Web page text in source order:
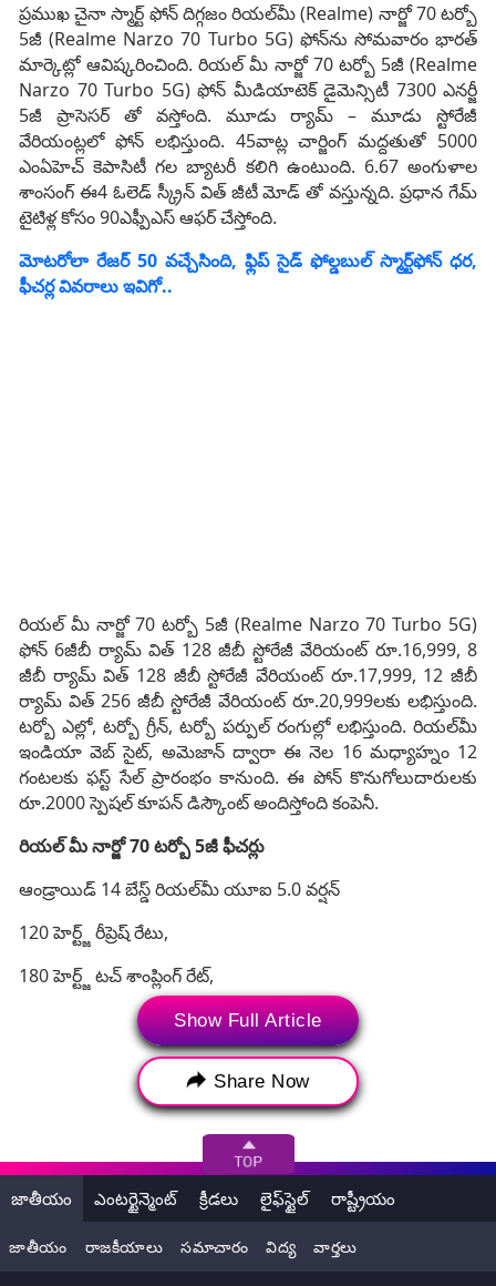
ప్రముఖ చైనా స్మార్ట్ ఫోన్ దిగ్గజం రియల్‌మీ (Realme) నార్జో 70 టర్బో
5జీ (Realme Narzo 70 Turbo 5G) ఫోన్‌ను సోమవారం భారత్
మార్కెట్లో ఆవిష్కరించింది. రియల్ మీ నార్జో 70 టర్బో 5జీ (Realme
Narzo 70 Turbo 5G) ఫోన్‌ మీడియాటెక్ డైమెన్సిటీ 7300 ఎనర్జీ
5జీ ప్రాసెసర్ తో వస్తోంది. మూడు ర్యామ్ – మూడు స్టోరేజీ
వేరియంట్లలో ఫోన్ లభిస్తుంది. 45వాట్ల చార్జింగ్ మద్దతుతో 5000
ఎంఏహెచ్ కెపాసిటీ గల బ్యాటరీ కలిగి ఉంటుంది. 6.67 అంగుళాల
శాంసంగ్ ఈ4 ఓలెడ్ స్క్రీన్ విత్ జీటీ మోడ్ తో వస్తున్నది. ప్రధాన గేమ్
టైటిళ్ల కోసం 90ఎఫ్పీఎస్ ఆఫర్ చేస్తోంది.
మోటరోలా రేజర్ 50 వచ్చేసింది, ఫ్లిప్ సైడ్ ఫోల్డబుల్ స్మార్ట్‌ఫోన్ ధర,
ఫీచర్ల వివరాలు ఇవిగో..
రియల్ మీ నార్జో 70 టర్బో 5జీ (Realme Narzo 70 Turbo 5G)
ఫోన్‌ 6జీబీ ర్యామ్ విత్ 128 జీబీ స్టోరేజీ వేరియంట్ రూ.16,999, 8
జీబీ ర్యామ్ విత్ 128 జీబీ స్టోరేజీ వేరియంట్ రూ.17,999, 12 జీబీ
ర్యామ్ విత్ 256 జీబీ స్టోరేజీ వేరియంట్ రూ.20,999లకు లభిస్తుంది.
టర్బో ఎల్లో, టర్బో గ్రీన్, టర్బో పర్పుల్ రంగుల్లో లభిస్తుంది. రియల్‌మీ
ఇండియా వెబ్ సైట్, అమెజాన్ ద్వారా ఈ నెల 16 మధ్యాహ్నం 12
గంటలకు ఫస్ట్ సేల్ ప్రారంభం కానుంది. ఈ పోన్ కొనుగోలుదారులకు
రూ.2000 స్పెషల్ కూపన్ డిస్కౌంట్ అందిస్తోంది కంపెనీ.
రియల్ మీ నార్జో 70 టర్బో 5జీ ఫీచర్లు
ఆండ్రాయిడ్ 14 బేస్డ్ రియల్‌మీ యూఐ 5.0 వర్షన్
120 హెర్ట్జ్ రీప్రెష్ రేటు,
180 హెర్ట్జ్ టచ్ శాంప్లింగ్ రేట్,
2000 నిట్స్ పీక్ బ్రైట్ నెస్
6.67 అంగుళాల ఫుల్ హెచ్డీ+ (1080×2400 పిక్సెల్స్) శాంసంగ్ ఈ4
Show Full Article
Share Now
జాతీయం ఎంటర్టైన్మెంట్ క్రీడలు లైఫ్‌స్టైల్ రాష్ట్రీయం
జాతీయం రాజకీయాలు సమాచారం విద్య వార్తలు